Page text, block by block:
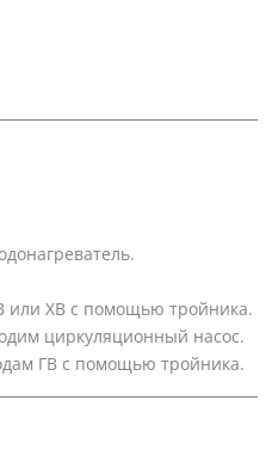
или ХВ с помощью тройника.
циркуляционный насос.
ГВ с помощью тройника.